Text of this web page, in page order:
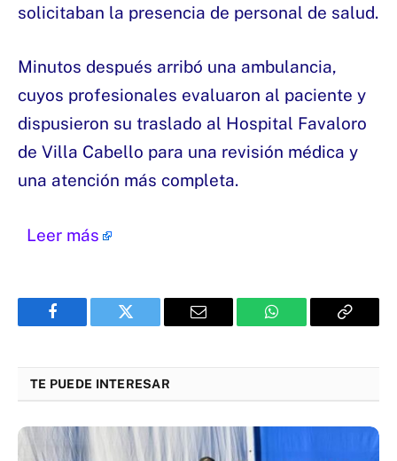
solicitaban la presencia de personal de salud.
Minutos después arribó una ambulancia,
cuyos profesionales evaluaron al paciente y
dispusieron su traslado al Hospital Favaloro
de Villa Cabello para una revisión médica y
una atención más completa.
Leer más
Facebook Twitter Email WhatsApp Copy
TE PUEDE INTERESAR